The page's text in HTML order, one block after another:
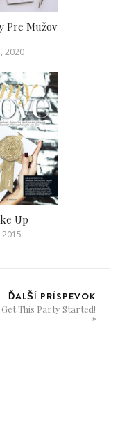
Pre Mužov
2020
Up
ĎALŠÍ PRÍSPEVOK
This Party Started!